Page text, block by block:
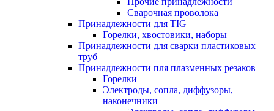
Сварочная проволока
Принадлежности для TIG
Горелки, хвостовики, наборы
Принадлежности для сварки пластиковых
труб
Принадлежности пля плазменных резаков
Горелки
Электроды, сопла, диффузоры,
наконечники